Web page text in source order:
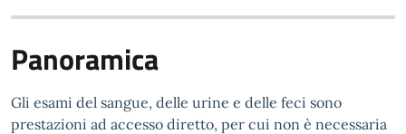
Panoramica
Gli esami del sangue, delle urine e delle feci sono
prestazioni ad accesso diretto, per cui non è necessaria